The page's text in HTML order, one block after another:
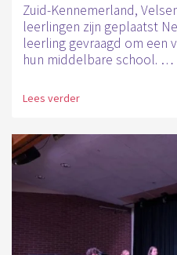
Zuid-Kennemerland,
leerlingen zijn geplaatst
leerling gevraagd om een
hun middelbare school. …
Lees verder